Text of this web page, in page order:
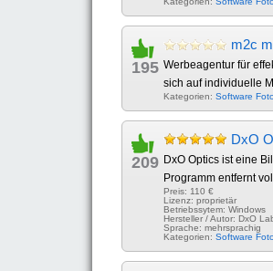
195
m2c
Werbeagentur für
sich auf individuelle
Kategorien: Software
209
DxO
DxO Optics ist eine
Programm entfernt
Preis: 110 €
Lizenz: proprietär
Betriebssytem: Windows
Hersteller / Autor: DxO
Sprache: mehrsprachig
Kategorien: Software